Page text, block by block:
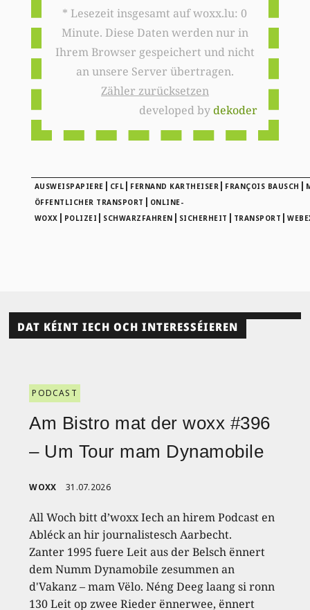
* Lesezeit insgesamt auf woxx.lu: 0
Minute. Diese Daten werden nur in
Ihrem Browser gespeichert und nicht
an unsere Server übertragen.
Zähler zurücksetzen
developed bydekoder
AUSWEISPAPIERE | CFL | FERNAND KARTHEISER | FRANÇOIS BAUSCH |
ÖFFENTLICHER TRANSPORT | ONLINE-
WOXX | POLIZEI | SCHWARZFAHREN | SICHERHEIT | TRANSPORT |
DAT KÉINT IECH OCH INTERESSÉIEREN
PODCAST
Am Bistro mat der woxx #396
– Um Tour mam Dynamobile
WOXX 31.07.2026
All Woch bitt d’woxx Iech an hirem Podcast en
Abléck an hir journalistesch Aarbecht.
Zanter 1995 fuere Leit aus der Belsch ënnert
dem Numm Dynamobile zesummen an
d'Vakanz – mam Vëlo. Néng Deeg laang si ronn
130 Leit op zwee Rieder ënnerwee, ënnert